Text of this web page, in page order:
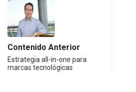
Contenido Anterior
Estrategia all-in-one para
marcas tecnológicas